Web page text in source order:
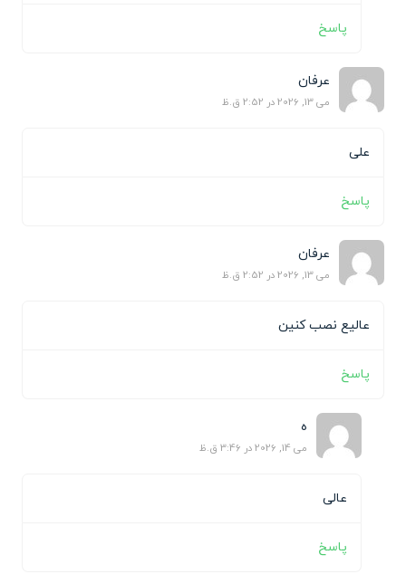
پاسخ
عرفان
می 13, 2026 در 2:52 ق.ظ
علی
پاسخ
عرفان
می 13, 2026 در 2:52 ق.ظ
عالیع نصب کنین
پاسخ
ه
می 14, 2026 در 3:46 ق.ظ
عالی
پاسخ